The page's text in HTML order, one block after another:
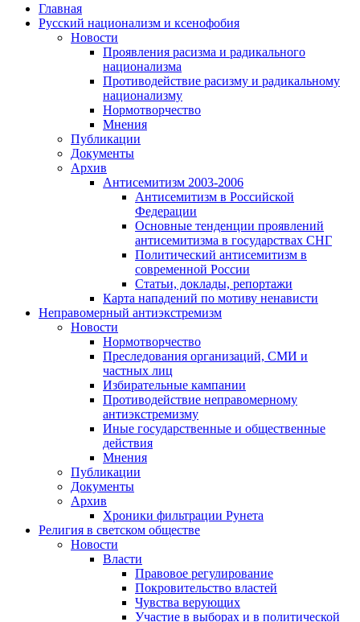
Главная
Русский национализм и ксенофобия
Новости
Проявления расизма и радикального
национализма
Противодействие расизму и радикальному
национализму
Нормотворчество
Мнения
Публикации
Документы
Архив
Антисемитизм 2003-2006
Антисемитизм в Российской
Федерации
Основные тенденции проявлений
антисемитизма в государствах СНГ
Политический антисемитизм в
современной России
Статьи, доклады, репортажи
Карта нападений по мотиву ненависти
Неправомерный антиэкстремизм
Новости
Нормотворчество
Преследования организаций, СМИ и
частных лиц
Избирательные кампании
Противодействие неправомерному
антиэкстремизму
Иные государственные и общественные
действия
Мнения
Публикации
Документы
Архив
Хроники фильтрации Рунета
Религия в светском обществе
Новости
Власти
Правовое регулирование
Покровительство властей
Чувства верующих
Участие в выборах и в политической